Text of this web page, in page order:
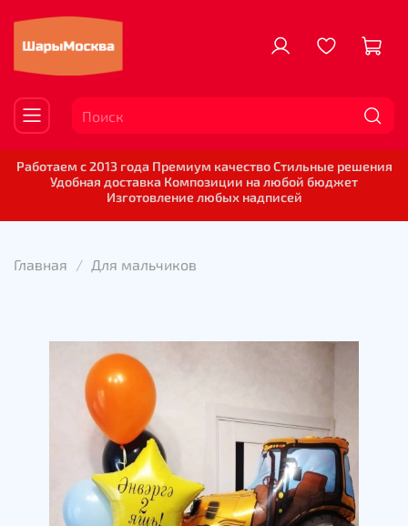
Работаем с 2013 года Премиум качество Стильные решения
Удобная доставка Композиции на любой бюджет
Изготовление любых надписей
Главная Для мальчиков